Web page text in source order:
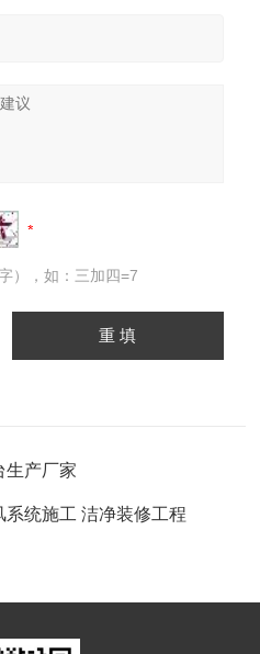
），如：三加四=7
生产厂家
统施工 洁净装修工程